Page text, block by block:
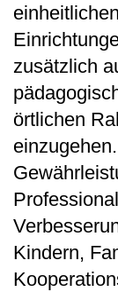
zusätzlich
örtlichen
Kindern,